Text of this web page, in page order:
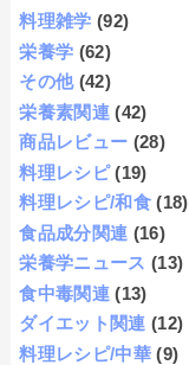
料理雑学 (92)
栄養学 (62)
その他 (42)
栄養素関連 (42)
商品レビュー (28)
料理レシピ (19)
料理レシピ/和食 (18)
食品成分関連 (16)
栄養学ニュース (13)
食中毒関連 (13)
ダイエット関連 (12)
料理レシピ/中華 (9)